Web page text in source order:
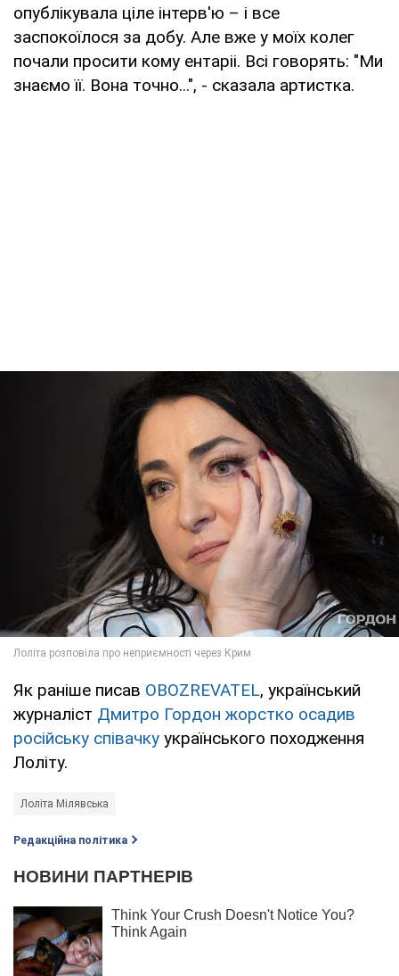
опублікувала ціле інтерв'ю – і все
заспокоїлося за добу. Але вже у моїх колег
почали просити кому ентаріі. Всі говорять: "Ми
знаємо її. Вона точно...", - сказала артистка.
Як раніше писав OBOZREVATEL, український
журналіст Дмитро Гордон жорстко осадив
російську співачку українського походження
Лоліту.
Лоліта Мілявська
Редакційна політика